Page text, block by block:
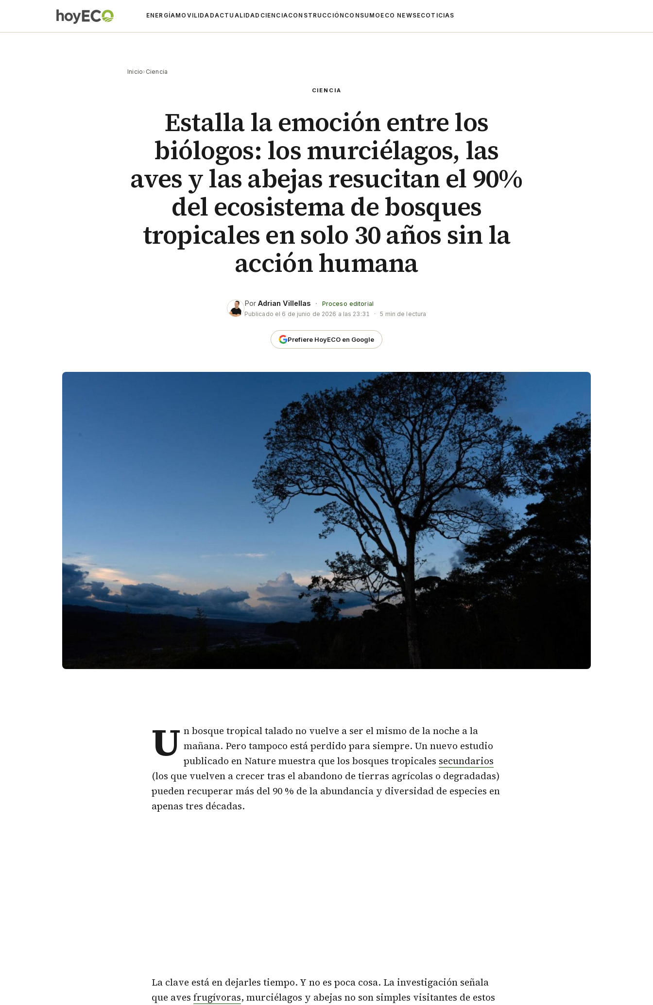
ENERGÍA MOVILIDADACTUALIDAD CIENCIACONSTRUCCIÓN CONSUMO ECO NEWS ECOTICIAS
Inicio› Ciencia
CIENCIA
Estalla la emoción entre los
biólogos: los murciélagos, las
aves y las abejas resucitan el 90%
del ecosistema de bosques
tropicales en solo 30 años sin la
acción humana
Por Adrian Villellas ·
Proceso editorial
Publicado el 6 de junio de 2026 a las 23:31 · 5 min de lectura
Prefiere HoyECO en Google
U nbosque tropical talado no vuelve a ser el mismo de la noche a la
mañana. Pero tampoco está perdido para siempre. Un nuevo estudio
publicado en Nature muestra que los bosques tropicales secundarios
(los que vuelven a crecer tras el abandono de tierras agrícolas o degradadas)
pueden recuperar más del 90 % de la abundancia y diversidad de especies en
apenas tres décadas.
La clave está en dejarles tiempo. Y no es poca cosa. La investigación señala
que aves frugívoras, murciélagos y abejas no son simples visitantes de estos